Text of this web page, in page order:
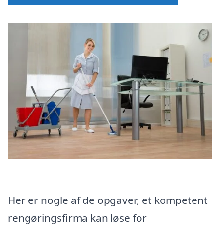
Her er nogle af de opgaver, et kompetent
rengøringsfirma kan løse for